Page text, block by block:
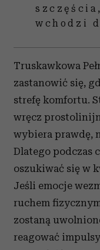
wchodzi
Truskawkowa
zastanowić się,
strefę komfortu.
wręcz
wybiera prawdę,
Dlatego podczas
oszukiwać się w
Jeśli emocje
ruchem
zostaną
reagować